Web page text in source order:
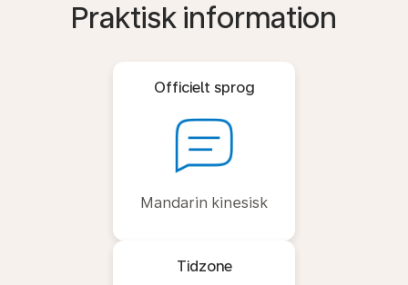
Praktisk information
Officielt sprog
Mandarin kinesisk
Tidzone